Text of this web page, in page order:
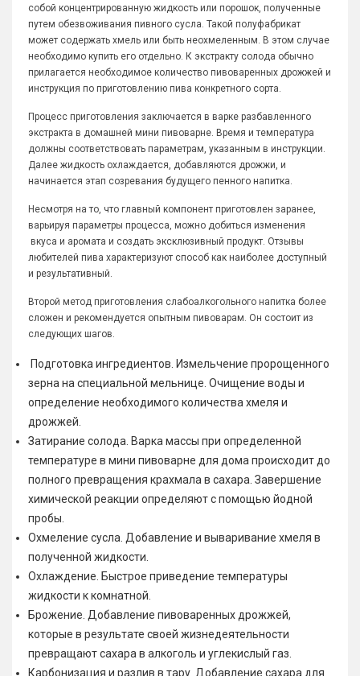
собой концентрированную жидкость или порошок, полученные
путем обезвоживания пивного сусла. Такой полуфабрикат
может содержать хмель или быть неохмеленным. В этом случае
необходимо купить его отдельно. К экстракту солода обычно
прилагается необходимое количество пивоваренных дрожжей и
инструкция по приготовлению пива конкретного сорта.
Процесс приготовления заключается в варке разбавленного
экстракта в домашней мини пивоварне. Время и температура
должны соответствовать параметрам, указанным в инструкции.
Далее жидкость охлаждается, добавляются дрожжи, и
начинается этап созревания будущего пенного напитка.
Несмотря на то, что главный компонент приготовлен заранее,
варьируя параметры процесса, можно добиться изменения
вкуса и аромата и создать эксклюзивный продукт. Отзывы
любителей пива характеризуют способ как наиболее доступный
и результативный.
Второй метод приготовления слабоалкогольного напитка более
сложен и рекомендуется опытным пивоварам. Он состоит из
следующих шагов.
Подготовка ингредиентов. Измельчение пророщенного
зерна на специальной мельнице. Очищение воды и
определение необходимого количества хмеля и
дрожжей.
Затирание солода. Варка массы при определенной
температуре в мини пивоварне для дома происходит до
полного превращения крахмала в сахара. Завершение
химической реакции определяют с помощью йодной
пробы.
Охмеление сусла. Добавление и вываривание хмеля в
полученной жидкости.
Охлаждение. Быстрое приведение температуры
жидкости к комнатной.
Брожение. Добавление пивоваренных дрожжей,
которые в результате своей жизнедеятельности
превращают сахара в алкоголь и углекислый газ.
Карбонизация и разлив в тару. Добавление сахара для